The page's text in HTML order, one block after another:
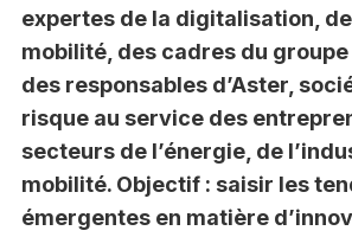
expertes de la digitalisation,
mobilité, des cadres du
des responsables d’Aster,
risque au service des
secteurs de l’énergie, de
mobilité. Objectif : saisir les
émergentes en matière